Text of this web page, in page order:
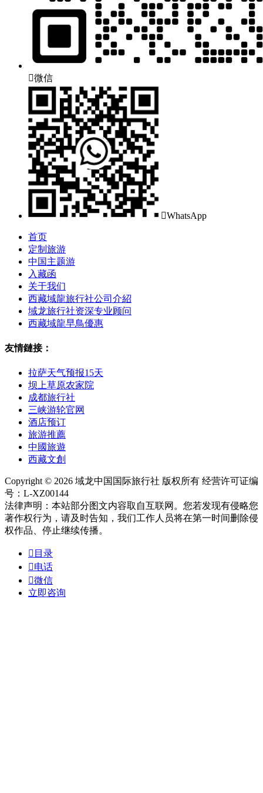
微信
WhatsApp
首页
定制旅游
中国主题游
入藏函
关于我们
西藏域龍旅行社公司介紹
域龙旅行社资深专业顾问
西藏域龍早鳥優惠
友情鏈接：
拉萨天气预报15天
坝上草原农家院
成都旅行社
三峡游轮官网
酒店预订
旅游推薦
中國旅遊
西藏文創
Copyright © 2026 域龙中国国际旅行社 版权所有 经营许可证编
号：L-XZ00144
法律声明：本站部分图文内容取自互联网。您若发现有侵略您
著作权行为，请及时告知，我们工作人员将在第一时间删除侵
权作品、停止继续传播。
 目录
电话
微信
立即咨询